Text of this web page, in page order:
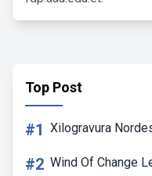
Top Post
#1 Xilogravura
#2 Wind Of Change